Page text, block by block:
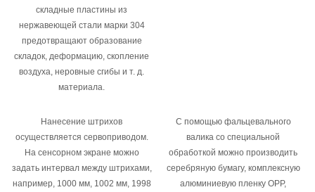
складные пластины из
нержавеющей стали марки 304
предотвращают образование
складок, деформацию, скопление
воздуха, неровные сгибы и т. д.
материала.
Нанесение штрихов
осуществляется сервоприводом.
На сенсорном экране можно
задать интервал между штрихами,
например, 1000 мм, 1002 мм, 1998
С помощью фальцевального
валика со специальной
обработкой можно производить
серебряную бумагу, комплексную
алюминиевую пленку OPP,